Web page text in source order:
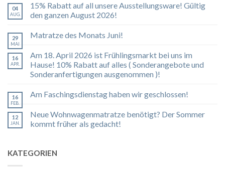
04
AUG.
15% Rabatt auf all unsere Ausstellungsware! Gültig
den ganzen August 2026!
29
MAI
Matratze des Monats Juni!
16
APR.
Am 18. April 2026 ist Frühlingsmarkt bei uns im
Hause! 10% Rabatt auf alles ( Sonderangebote und
Sonderanfertigungen ausgenommen )!
16
FEB.
Am Faschingsdienstag haben wir geschlossen!
12
JAN.
Neue Wohnwagenmatratze benötigt? Der Sommer
kommt früher als gedacht!
KATEGORIEN